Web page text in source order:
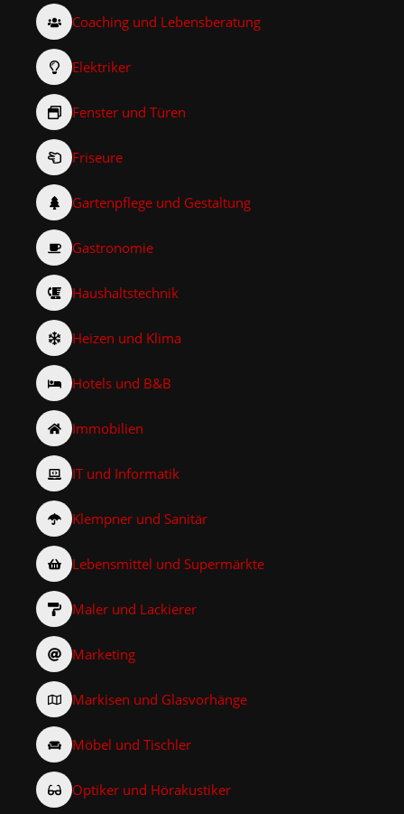
Coaching und Lebensberatung
Elektriker
Fenster und Türen
Friseure
Gartenpflege und Gestaltung
Gastronomie
Haushaltstechnik
Heizen und Klima
Hotels und B&B
Immobilien
IT und Informatik
Klempner und Sanitär
Lebensmittel und Supermärkte
Maler und Lackierer
Marketing
Markisen und Glasvorhänge
Möbel und Tischler
Optiker und Hörakustiker